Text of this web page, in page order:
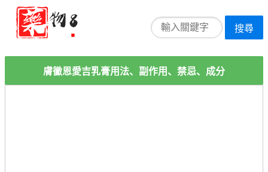
搜尋
膚黴恩愛吉乳膏用法、副作用、禁忌、成分